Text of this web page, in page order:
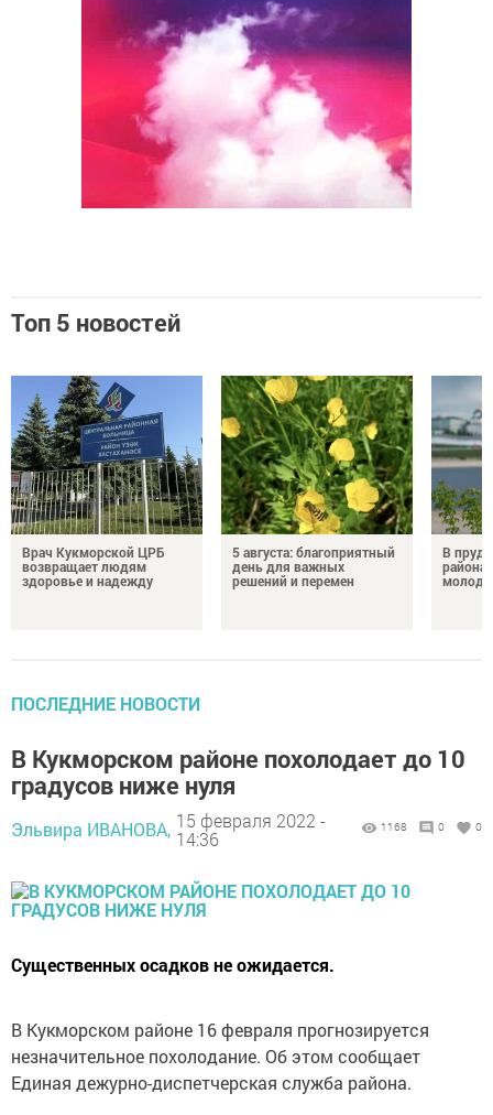
Топ 5 новостей
Врач Кукморской ЦРБ
возвращает людям
здоровье и надежду
5 августа: благоприятный
день для важных
решений и перемен
В
района
ПОСЛЕДНИЕ НОВОСТИ
В Кукморском районе похолодает до 10
градусов ниже нуля
Эльвира ИВАНОВА, 15 февраля 2022 -
14:36
1168 0 0
Существенных осадков не ожидается.
В Кукморском районе 16 февраля прогнозируется
незначительное похолодание. Об этом сообщает
Единая дежурно-диспетчерская служба района.